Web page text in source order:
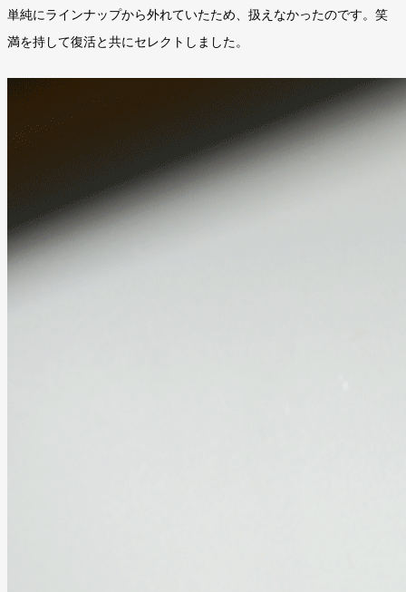
単純にラインナップから外れていたため、扱えなかったのです。笑
満を持して復活と共にセレクトしました。